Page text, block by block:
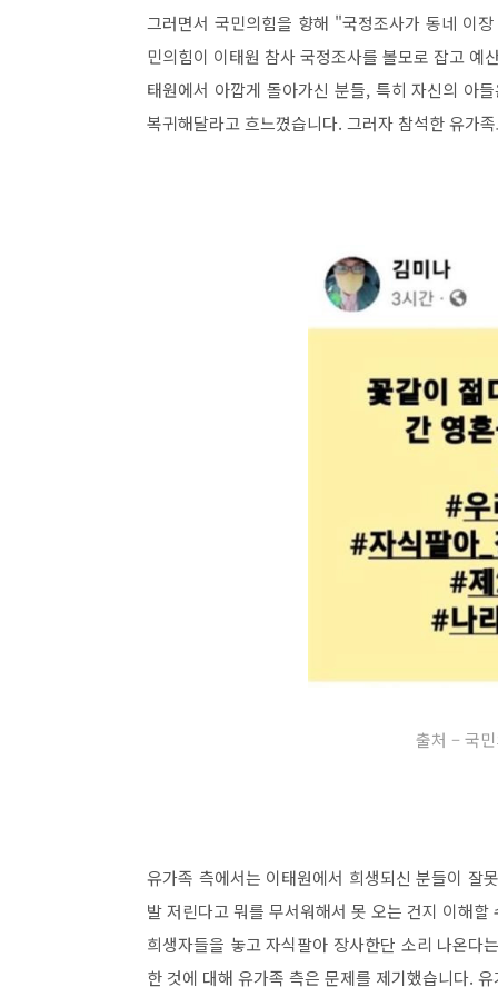
그러면서 국민의힘을 향해 "국정조사가 동네 이
민의힘이 이태원 참사 국정조사를 볼모로 잡고 예
태원에서 아깝게 돌아가신 분들, 특히 자신의 아
복귀해달라고 흐느꼈습니다. 그러자 참석한 유가
출처 – 국
유가족 측에서는 이태원에서 희생되신 분들이 잘
발 저린다고 뭐를 무서워해서 못 오는 건지 이해
희생자들을 놓고 자식팔아 장사한단 소리 나온다
한 것에 대해 유가족 측은 문제를 제기했습니다.